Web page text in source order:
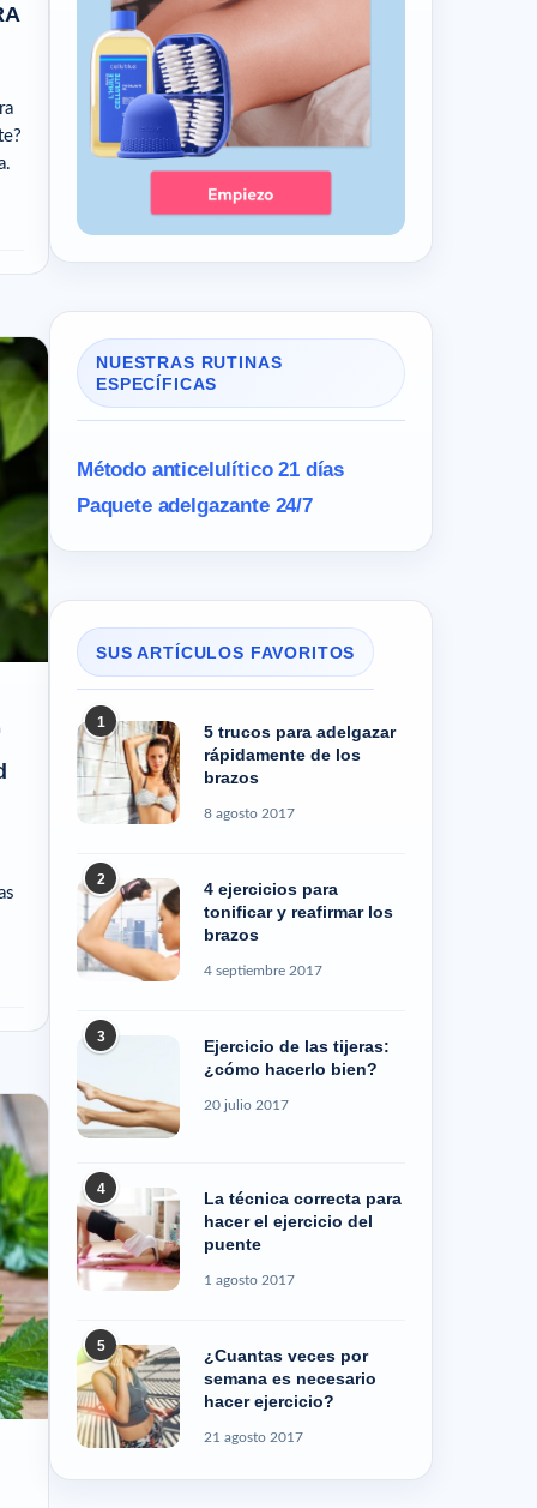
NUESTRAS RUTINAS
ESPECÍFICAS
Método anticelulítico 21 días
Paquete adelgazante 24/7
SUS ARTÍCULOS FAVORITOS
1
5 trucos para adelgazar
rápidamente de los
brazos
8 agosto 2017
2
4 ejercicios para
tonificar y reafirmar los
brazos
4 septiembre 2017
3
Ejercicio de las tijeras:
¿cómo hacerlo bien?
20 julio 2017
4
La técnica correcta para
hacer el ejercicio del
puente
1 agosto 2017
5
¿Cuantas veces por
semana es necesario
hacer ejercicio?
21 agosto 2017